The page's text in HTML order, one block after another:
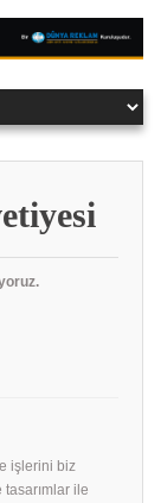
işlerini biz
ile